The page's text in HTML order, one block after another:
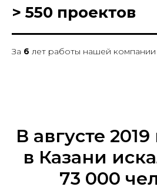
> 550 проектов
За 6 лет работы нашей компании
В августе
в Казани
73 000